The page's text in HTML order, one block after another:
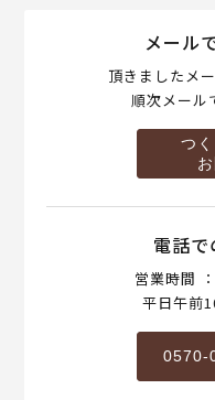
メール
頂きましたメ
順次メール
つ
電話
営業時間
平日午前
0570-